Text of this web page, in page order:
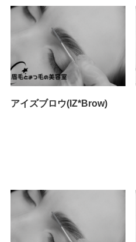
アイズブロウ(IZ*Brow)